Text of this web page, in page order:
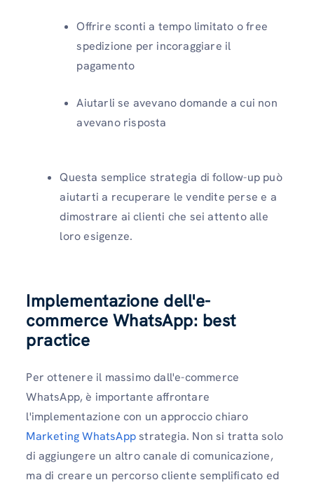
Offrire sconti a tempo limitato o free
spedizione per incoraggiare il
pagamento
Aiutarli se avevano domande a cui non
avevano risposta
Questa semplice strategia di follow-up può
aiutarti a recuperare le vendite perse e a
dimostrare ai clienti che sei attento alle
loro esigenze.
Implementazione dell'e-
commerce WhatsApp: best
practice
Per ottenere il massimo dall'e-commerce
WhatsApp, è importante affrontare
l'implementazione con un approccio chiaro
Marketing WhatsAppstrategia. Non si tratta solo
di aggiungere un altro canale di comunicazione,
ma di creare un percorso cliente semplificato ed